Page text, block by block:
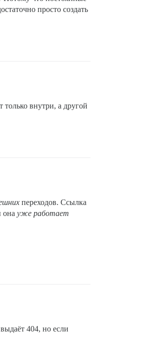
просто создать
внутри, а другой
переходов. Ссылка
она уже работает
404, но если